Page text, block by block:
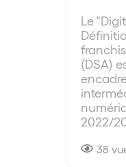
Le
(DSA)
2022/
38